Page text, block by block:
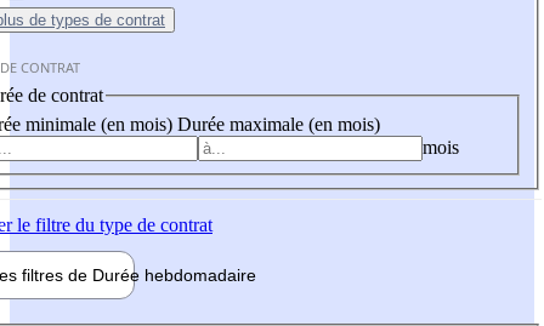
de types de contrat
CONTRAT
de contrat
minimale (en mois) Durée maximale (en mois)
mois
le filtre du type de contrat
filtres de Durée hebdomadaire